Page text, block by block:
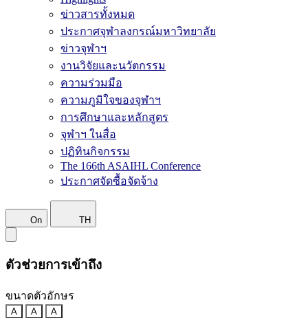
ข่าวสารทั้งหมด
ประกาศจุฬาลงกรณ์มหาวิทยาลัย
ข่าวจุฬาฯ
งานวิจัยและนวัตกรรม
ความร่วมมือ
ความภูมิใจของจุฬาฯ
การศึกษาและหลักสูตร
จุฬาฯ ในสื่อ
ปฏิทินกิจกรรม
The 166th ASAIHL Conference
ประกาศจัดซื้อจัดจ้าง
On TH
ตัวช่วยการเข้าถึง
ขนาดตัวอักษร
A A A